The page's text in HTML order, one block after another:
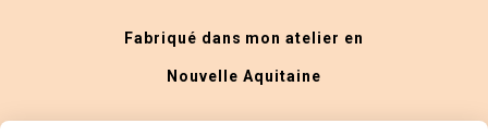
Fabriqué dans mon atelier en
Nouvelle Aquitaine